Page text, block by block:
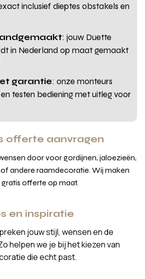
inclusief dieptes obstakels en
: jouw Duette
in Nederland op maat gemaakt
garantie: onze monteurs
testen bediening met uitleg voor
offerte aanvragen
door voor gordijnen, jaloezieën,
andere raamdecoratie. Wij maken
gratis offerte op maat.
en inspiratie
jouw stijl, wensen en de
helpen we je bij het kiezen van
die echt past.